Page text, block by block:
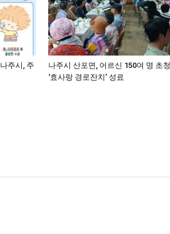
주시, 주
나주시 산포면, 어르신 150여 명 초청
‘효사랑 경로잔치’ 성료